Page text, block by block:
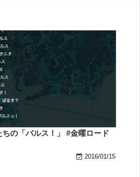
ちの「バルス！」 #金曜ロード
2016/01/15